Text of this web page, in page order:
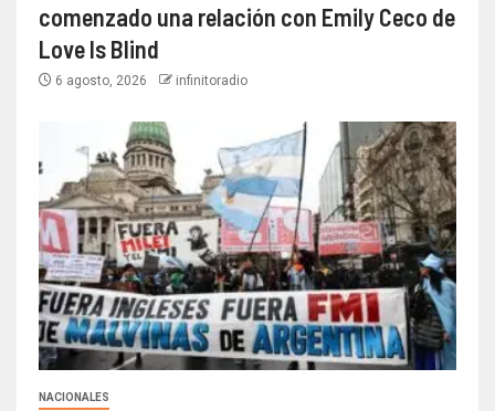
comenzado una relación con Emily Ceco de
Love Is Blind
6 agosto, 2026 infinitoradio
NACIONALES